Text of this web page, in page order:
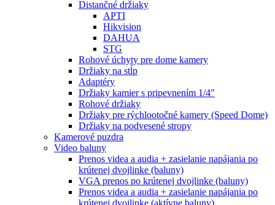
Distančné držiaky
APTI
Hikvision
DAHUA
STG
Rohové úchyty pre dome kamery
Držiaky na stĺp
Adaptéry
Držiaky kamier s pripevnením 1/4"
Rohové držiaky
Držiaky pre rýchlootočné kamery (Speed Dome)
Držiaky na podvesené stropy
Kamerové puzdra
Video baluny
Prenos videa a audia + zasielanie napájania po
krútenej dvojlinke (baluny)
VGA prenos po krútenej dvojlinke (baluny)
Prenos videa a audia + zasielanie napájania po
krútenej dvojlinke (aktívne baluny)